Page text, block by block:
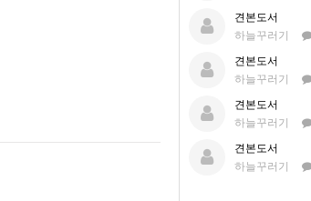
견본도서
하늘꾸러기
견본도서
하늘꾸러기
견본도서
하늘꾸러기
견본도서
하늘꾸러기